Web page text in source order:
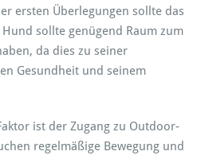
e
r
e
ersten Überlegungen sollte das
sollte genügend Raum zum
da dies zu seiner
Gesundheit und seinem
ist der Zugang zu Outdoor-
regelmäßige Bewegung und